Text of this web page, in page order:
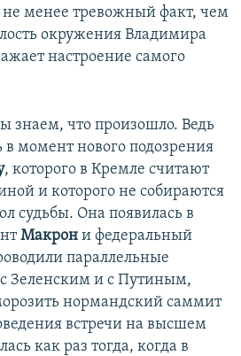
не менее тревожный факт, чем
окружения Владимира
настроение самого
знаем, что произошло. Ведь
в момент нового подозрения
, которого в Кремле считают
и которого не собираются
судьбы. Она появилась в
Макрон и федеральный
параллельные
Зеленским и с Путиным,
нормандский саммит
встречи на высшем
как раз тогда, когда в